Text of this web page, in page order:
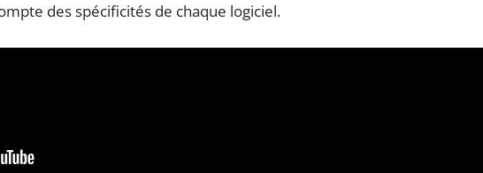
des spécificités de chaque logiciel.